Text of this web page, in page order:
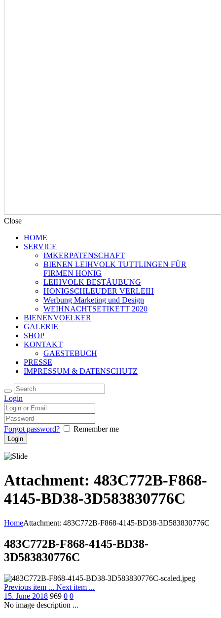
Close
HOME
SERVICE
IMKERPATENSCHAFT
BIENEN LEIHVOLK TUTTLINGEN FÜR
FIRMEN HONIG
LEIHVOLK BESTÄUBUNG
HONIGSCHLEUDER VERLEIH
Werbung Marketing und Design
WEIHNACHTSETIKETT 2020
BIENENVOELKER
GALERIE
SHOP
KONTAKT
GAESTEBUCH
PRESSE
IMPRESSUM & DATENSCHUTZ
Login
Forgot password? Remember me
Attachment: 483C772B-F868-
4145-BD38-3D583830776C
HomeAttachment: 483C772B-F868-4145-BD38-3D583830776C
483C772B-F868-4145-BD38-
3D583830776C
Previous item ... Next item ...
15. June 2018 969 0 0
No image description ...